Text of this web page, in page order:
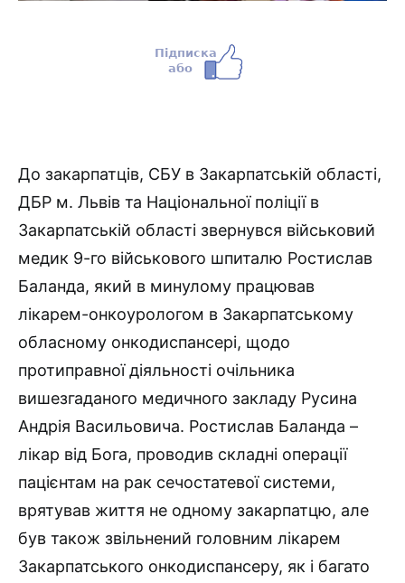
До закарпатців, СБУ в Закарпатській області,
ДБР м. Львів та Національної поліції в
Закарпатській області звернувся військовий
медик 9-го військового шпиталю Ростислав
Баланда, який в минулому працював
лікарем-онкоурологом в Закарпатському
обласному онкодиспансері, щодо
протиправної діяльності очільника
вишезгаданого медичного закладу Русина
Андрія Васильовича. Ростислав Баланда –
лікар від Бога, проводив складні операції
пацієнтам на рак сечостатевої системи,
врятував життя не одному закарпатцю, але
був також звільнений головним лікарем
Закарпатського онкодиспансеру, як і багато